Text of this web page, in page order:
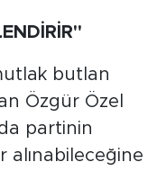
butlan
Özgür Özel
partinin
alınabileceğine